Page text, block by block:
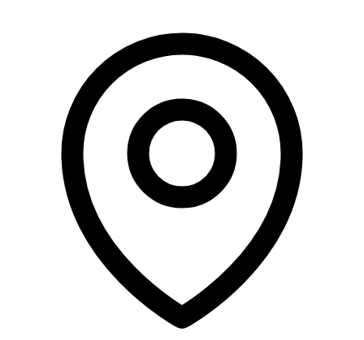
Одеська область
Полтавська область
Рівненська область
Сумська область
Тернопільська область
Харківська область
Херсонська область
Хмельницька область
Черкаська область
Чернівецька область
Чернігівська область
Особи відповідальні за контактування з
питань укладення договорів
Вивчаємо жестову мову